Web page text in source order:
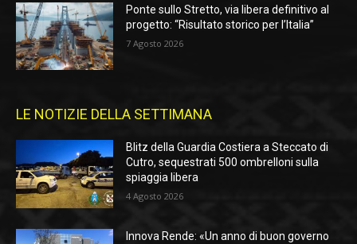
Ponte sullo Stretto, via libera definitivo al
progetto: “Risultato storico per l’Italia”
7 Agosto 2026
LE NOTIZIE DELLA SETTIMANA
Blitz della Guardia Costiera a Steccato di
Cutro, sequestrati 500 ombrelloni sulla
spiaggia libera
4 Agosto 2026
Innova Rende: «Un anno di buon governo